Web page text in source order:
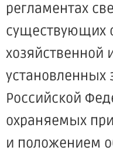
регламентах
существующих
хозяйственной
установленных
Российской
охраняемых
и положением